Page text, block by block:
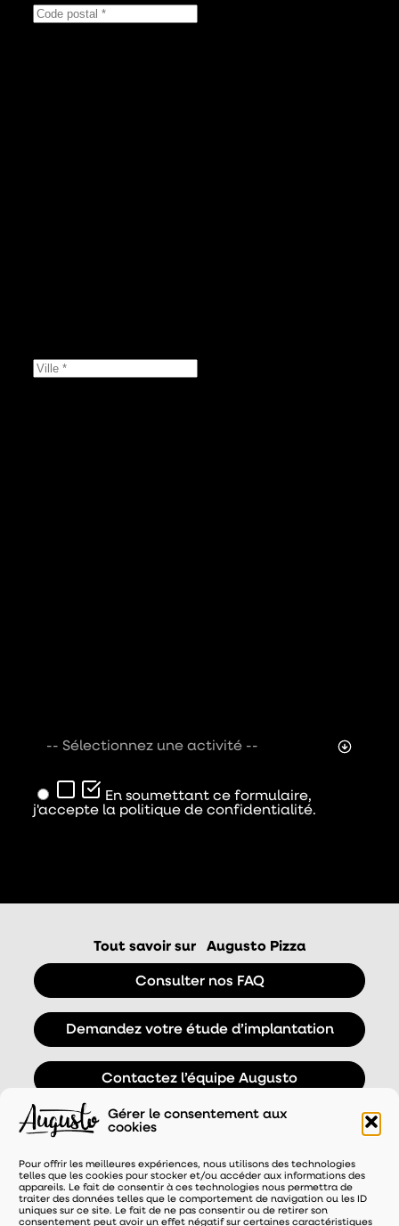
Gérer le consentement aux
cookies
Pour offrir les meilleures expériences, nous utilisons des technologies
telles que les cookies pour stocker et/ou accéder aux informations des
appareils. Le fait de consentir à ces technologies nous permettra de
traiter des données telles que le comportement de navigation ou les ID
uniques sur ce site. Le fait de ne pas consentir ou de retirer son
consentement peut avoir un effet négatif sur certaines caractéristiques
-- Sélectionnez une activité --
En soumettant ce formulaire,
j'accepte la politique de confidentialité.
Tout savoir sur Augusto Pizza
Consulter nos FAQ
Demandez votre étude d’implantation
Contactez l’équipe Augusto